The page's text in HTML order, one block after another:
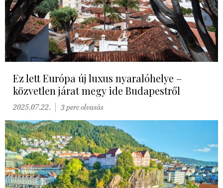
Ez lett Európa új luxus nyaralóhelye –
közvetlen járat megy ide Budapestről
2025.07.22. 3 perc olvasás